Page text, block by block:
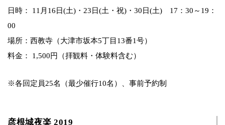
日時： 11月16日(土)・23日(土・祝)・30日(土) 17：30～19：
00
場所：西教寺（大津市坂本5丁目13番1号）
料金： 1,500円（拝観料・体験料含む）
※各回定員25名（最少催行10名）、事前予約制
彦根城夜楽 2019